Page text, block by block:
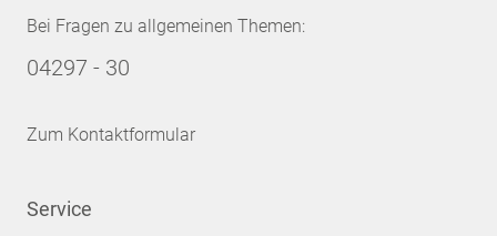
Bei Fragen zu allgemeinen Themen:
04297 - 30
Zum Kontaktformular
Service